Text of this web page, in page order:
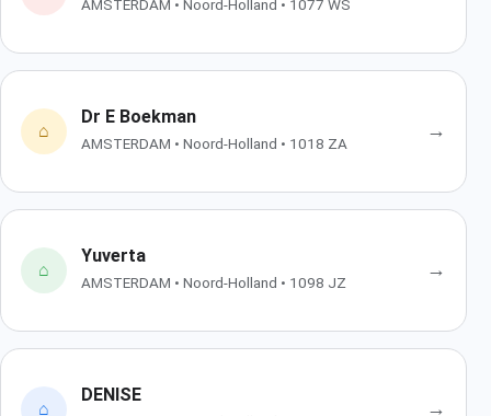
AMSTERDAM • Noord-Holland • 1077 WS
⌂
Dr E Boekman
AMSTERDAM • Noord-Holland • 1018 ZA
→
⌂
Yuverta
AMSTERDAM • Noord-Holland • 1098 JZ
→
⌂
DENISE
→